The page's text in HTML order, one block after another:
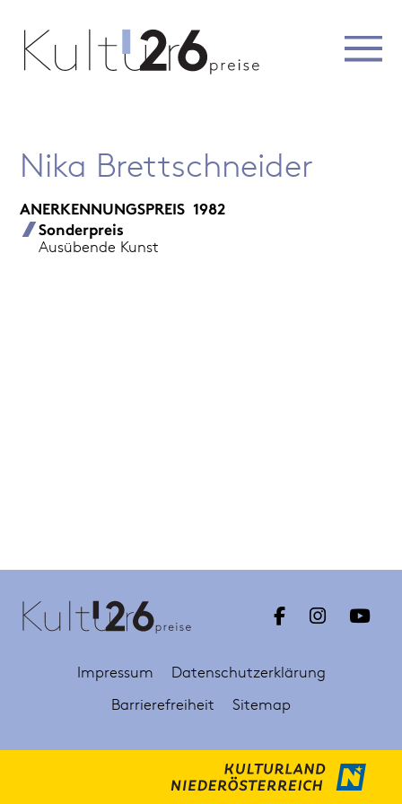
Nika Brettschneider
ANERKENNUNGSPREIS 1982
Sonderpreis
Ausübende Kunst
Impressum
Datenschutzerklärung
Barrierefreiheit
Sitemap